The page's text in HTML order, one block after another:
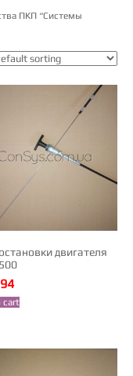
ПКП “Системы
двигателя
cart